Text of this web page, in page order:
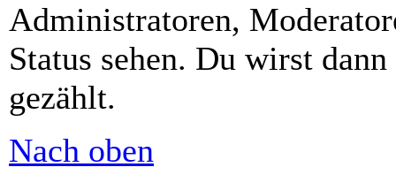
Administratoren,
Status sehen. Du wirst
gezählt.
Nach oben